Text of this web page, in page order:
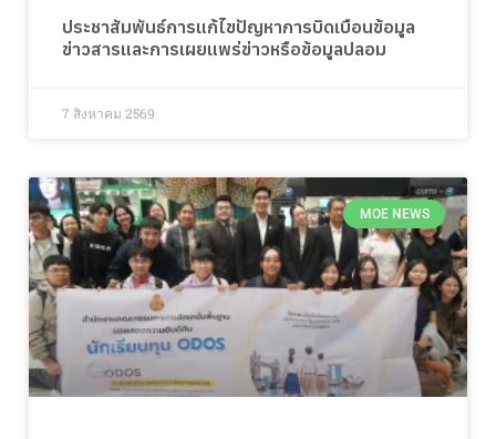
ประชาสัมพันธ์การแก้ไขปัญหาการบิดเบือนข้อมูล
ข่าวสารและการเผยแพร่ข่าวหรือข้อมูลปลอม
7 สิงหาคม 2569
MOE NEWS